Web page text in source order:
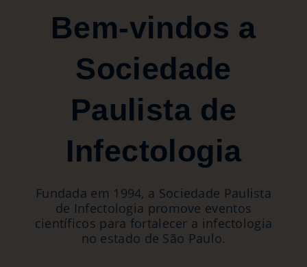
Bem-vindos a
Sociedade
Paulista de
Infectologia
Fundada em 1994, a Sociedade Paulista
de Infectologia promove eventos
científicos para fortalecer a infectologia
no estado de São Paulo.